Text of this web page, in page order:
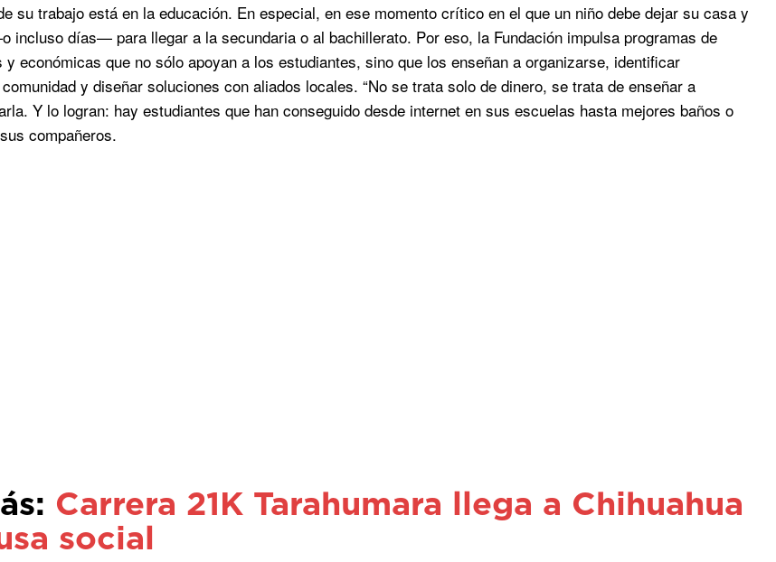
su trabajo está en la educación. En especial, en ese momento crítico en el que un niño debe dejar su casa y
incluso días— para llegar a la secundaria o al bachillerato. Por eso, la Fundación impulsa programas de
y económicas que no sólo apoyan a los estudiantes, sino que los enseñan a organizarse, identificar
y diseñar soluciones con aliados locales. “No se trata solo de dinero, se trata de enseñar a
Y lo logran: hay estudiantes que han conseguido desde internet en sus escuelas hasta mejores baños o
compañeros.
Carrera 21K Tarahumara llega a Chihuahua
social